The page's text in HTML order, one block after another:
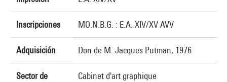
Inscripciones MO.N.B.G. : E.A. XIV/XV AVV
Adquisición Don de M. Jacques Putman, 1976
Sector de
Cabinet d'art graphique